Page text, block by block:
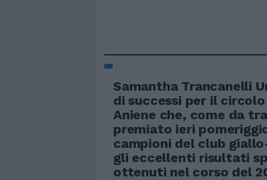
Samantha Trancanelli
di successi per il
Aniene che, come da
premiato ieri
campioni del club
gli eccellenti risultati
ottenuti nel corso del